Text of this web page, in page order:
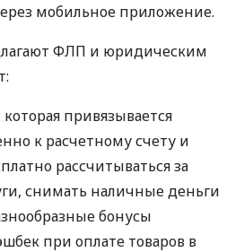
мобильное приложение.
ФЛП и юридическим
привязывается
к расчетному счету и
рассчитываться за
снимать наличные деньги
бонусы
при оплате товаров в